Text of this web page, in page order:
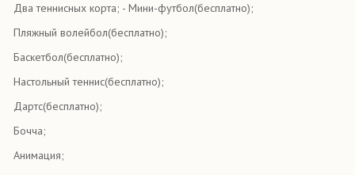
Два теннисных корта; - Мини-футбол(бесплатно);
Пляжный волейбол(бесплатно);
Баскетбол(бесплатно);
Настольный теннис(бесплатно);
Дартс(бесплатно);
Бочча;
Анимация;